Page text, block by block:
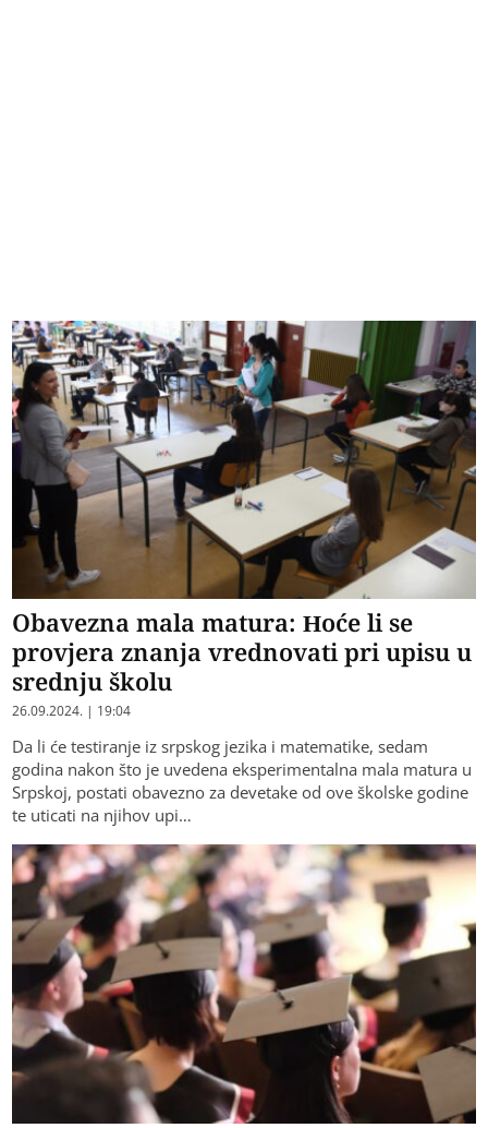
Obavezna mala matura: Hoće li se
provjera znanja vrednovati pri upisu u
srednju školu
26.09.2024. | 19:04
Da li će testiranje iz srpskog jezika i matematike, sedam
godina nakon što je uvedena eksperimentalna mala matura u
Srpskoj, postati obavezno za devetake od ove školske godine
te uticati na njihov upi…